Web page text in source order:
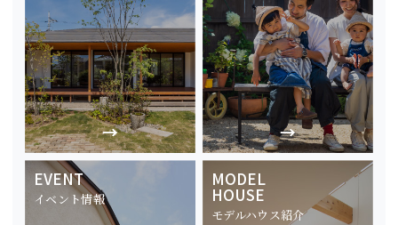
EVENT
イベント情報
MODEL
HOUSE
モデルハウス紹介